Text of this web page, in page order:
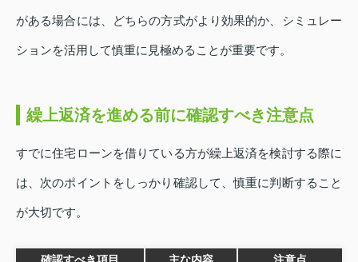
がある場合には、どちらの方式がより効果的か、シミュレー
ションを活用して慎重に見極めることが重要です。
繰上返済を進める前に確認すべき注意点
すでに住宅ローンを借りている方が繰上返済を検討する際に
は、次のポイントをしっかり確認して、慎重に判断すること
が大切です。